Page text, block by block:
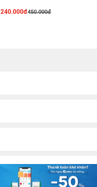
240.000đ450.000đ